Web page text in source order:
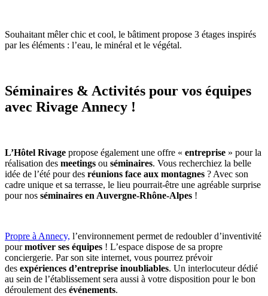
Souhaitant mêler chic et cool, le bâtiment propose 3 étages inspirés
par les éléments : l’eau, le minéral et le végétal.
Séminaires & Activités pour vos équipes
avec Rivage Annecy !
L’Hôtel Rivage propose également une offre « entreprise » pour la
réalisation des meetings ou séminaires. Vous recherchiez la belle
idée de l’été pour des réunions face aux montagnes ? Avec son
cadre unique et sa terrasse, le lieu pourrait-être une agréable surprise
pour nos séminaires en Auvergne-Rhône-Alpes !
Propre à Annecy, l’environnement permet de redoubler d’inventivité
pour motiver ses équipes ! L’espace dispose de sa propre
conciergerie. Par son site internet, vous pourrez prévoir
des expériences d’entreprise inoubliables. Un interlocuteur dédié
au sein de l’établissement sera aussi à votre disposition pour le bon
déroulement des événements.